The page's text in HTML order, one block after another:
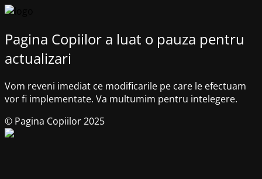
Pagina Copiilor a luat o pauza pentru
actualizari
Vom reveni imediat ce modificarile pe care le efectuam
vor fi implementate. Va multumim pentru intelegere.
© Pagina Copiilor 2025